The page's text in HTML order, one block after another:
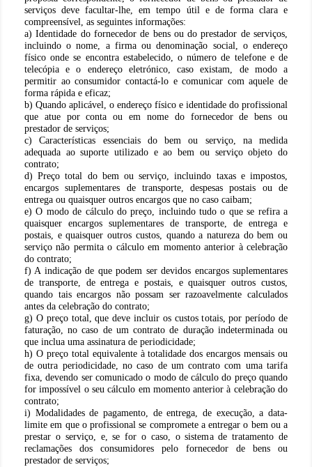
serviços deve facultar-lhe, em tempo útil e de forma clara e
compreensível, as seguintes informações:
a) Identidade do fornecedor de bens ou do prestador de serviços,
incluindo o nome, a firma ou denominação social, o endereço
físico onde se encontra estabelecido, o número de telefone e de
telecópia e o endereço eletrónico, caso existam, de modo a
permitir ao consumidor contactá-lo e comunicar com aquele de
forma rápida e eficaz;
b) Quando aplicável, o endereço físico e identidade do profissional
que atue por conta ou em nome do fornecedor de bens ou
prestador de serviços;
c) Características essenciais do bem ou serviço, na medida
adequada ao suporte utilizado e ao bem ou serviço objeto do
contrato;
d) Preço total do bem ou serviço, incluindo taxas e impostos,
encargos suplementares de transporte, despesas postais ou de
entrega ou quaisquer outros encargos que no caso caibam;
e) O modo de cálculo do preço, incluindo tudo o que se refira a
quaisquer encargos suplementares de transporte, de entrega e
postais, e quaisquer outros custos, quando a natureza do bem ou
serviço não permita o cálculo em momento anterior à celebração
do contrato;
f) A indicação de que podem ser devidos encargos suplementares
de transporte, de entrega e postais, e quaisquer outros custos,
quando tais encargos não possam ser razoavelmente calculados
antes da celebração do contrato;
g) O preço total, que deve incluir os custos totais, por período de
faturação, no caso de um contrato de duração indeterminada ou
que inclua uma assinatura de periodicidade;
h) O preço total equivalente à totalidade dos encargos mensais ou
de outra periodicidade, no caso de um contrato com uma tarifa
fixa, devendo ser comunicado o modo de cálculo do preço quando
for impossível o seu cálculo em momento anterior à celebração do
contrato;
i) Modalidades de pagamento, de entrega, de execução, a data-
limite em que o profissional se compromete a entregar o bem ou a
prestar o serviço, e, se for o caso, o sistema de tratamento de
reclamações dos consumidores pelo fornecedor de bens ou
prestador de serviços;